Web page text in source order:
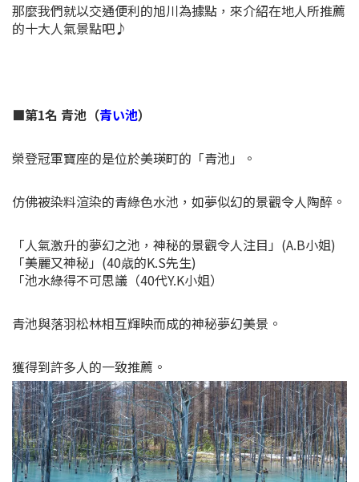
那麼我們就以交通便利的旭川為據點，來介紹在地人所推薦
的十大人氣景點吧♪
■第1名 青池（青い池）
榮登冠軍寶座的是位於美瑛町的「青池」。
仿佛被染料渲染的青綠色水池，如夢似幻的景觀令人陶醉。
「人氣激升的夢幻之池，神秘的景觀令人注目」(A.B小姐)
「美麗又神秘」(40歳的K.S先生)
「池水綠得不可思議（40代Y.K小姐）
青池與落羽松林相互輝映而成的神秘夢幻美景。
獲得到許多人的一致推薦。